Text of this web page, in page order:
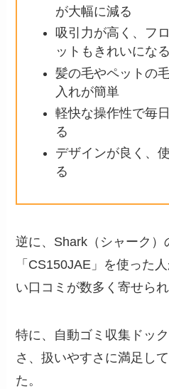
が大幅に減る
吸引力が高く、フ
ットもきれいになる
髪の毛やペットの
入れが簡単
軽快な操作性で毎
る
デザインが良く、
る
逆に、Shark（シャーク）
「CS150JAE」を使った
い口コミが数多く寄せられ
特に、自動ゴミ収集ドッ
さ、扱いやすさに満足し
た。